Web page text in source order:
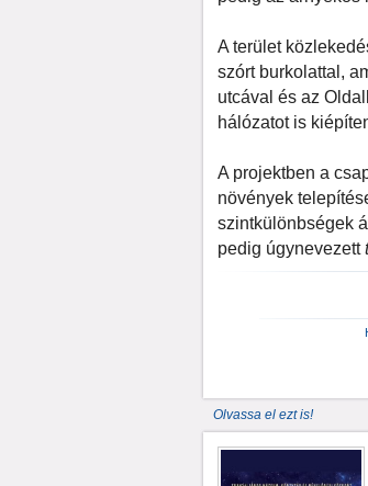
A terület
szórt burkolattal,
utcával és az
hálózatot is
A projektben a
növények
szintkülönbségek
pedig úgynevezett
Olvassa el ezt is!